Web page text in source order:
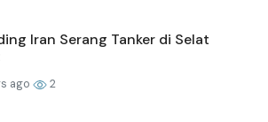
Iran Serang Tanker di Selat
ago 2